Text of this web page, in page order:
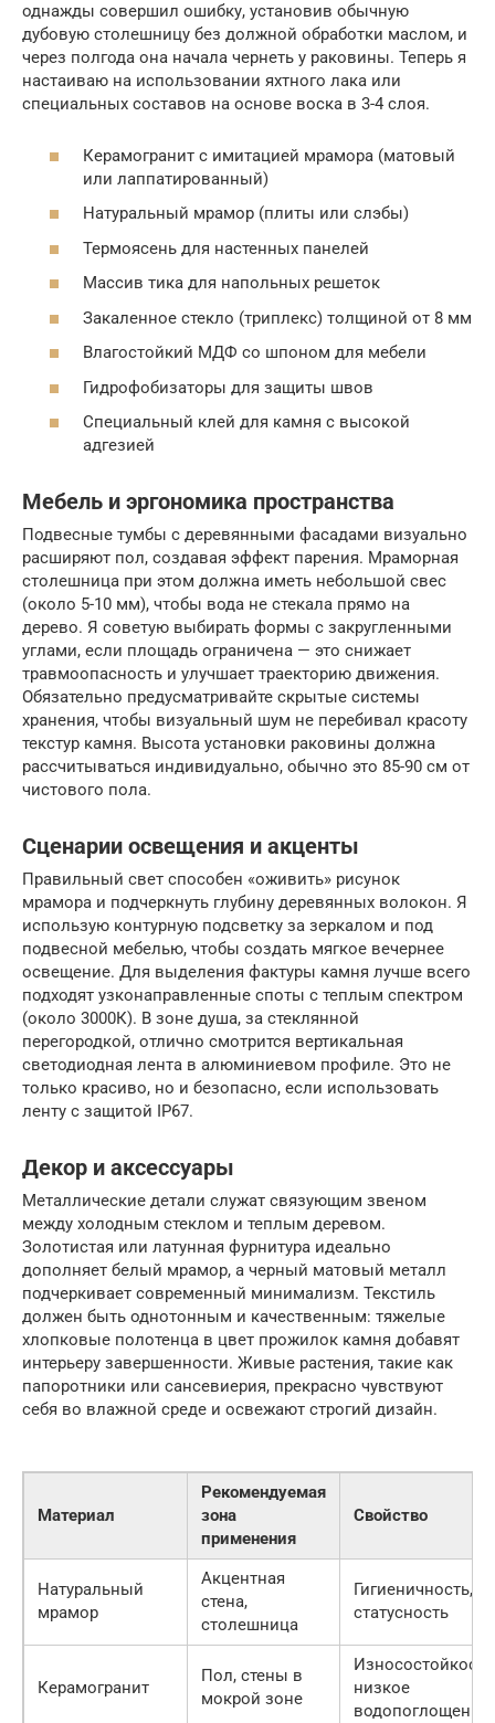
однажды совершил ошибку, установив обычную
дубовую столешницу без должной обработки маслом, и
через полгода она начала чернеть у раковины. Теперь я
настаиваю на использовании яхтного лака или
специальных составов на основе воска в 3-4 слоя.
Керамогранит с имитацией мрамора (матовый
или лаппатированный)
Натуральный мрамор (плиты или слэбы)
Термоясень для настенных панелей
Массив тика для напольных решеток
Закаленное стекло (триплекс) толщиной от 8 мм
Влагостойкий МДФ со шпоном для мебели
Гидрофобизаторы для защиты швов
Специальный клей для камня с высокой
адгезией
Мебель и эргономика пространства
Подвесные тумбы с деревянными фасадами визуально
расширяют пол, создавая эффект парения. Мраморная
столешница при этом должна иметь небольшой свес
(около 5-10 мм), чтобы вода не стекала прямо на
дерево. Я советую выбирать формы с закругленными
углами, если площадь ограничена — это снижает
травмоопасность и улучшает траекторию движения.
Обязательно предусматривайте скрытые системы
хранения, чтобы визуальный шум не перебивал красоту
текстур камня. Высота установки раковины должна
рассчитываться индивидуально, обычно это 85-90 см от
чистового пола.
Сценарии освещения и акценты
Правильный свет способен «оживить» рисунок
мрамора и подчеркнуть глубину деревянных волокон. Я
использую контурную подсветку за зеркалом и под
подвесной мебелью, чтобы создать мягкое вечернее
освещение. Для выделения фактуры камня лучше всего
подходят узконаправленные споты с теплым спектром
(около 3000К). В зоне душа, за стеклянной
перегородкой, отлично смотрится вертикальная
светодиодная лента в алюминиевом профиле. Это не
только красиво, но и безопасно, если использовать
ленту с защитой IP67.
Декор и аксессуары
Металлические детали служат связующим звеном
между холодным стеклом и теплым деревом.
Золотистая или латунная фурнитура идеально
дополняет белый мрамор, а черный матовый металл
подчеркивает современный минимализм. Текстиль
должен быть однотонным и качественным: тяжелые
хлопковые полотенца в цвет прожилок камня добавят
интерьеру завершенности. Живые растения, такие как
папоротники или сансевиерия, прекрасно чувствуют
себя во влажной среде и освежают строгий дизайн.
Материал
Рекомендуемая
зона
применения
Свойство
Натуральный
мрамор
Акцентная
стена,
столешница
Гигиеничность,
статусность
Керамогранит
Пол, стены в
мокрой зоне
низкое
водопоглощение